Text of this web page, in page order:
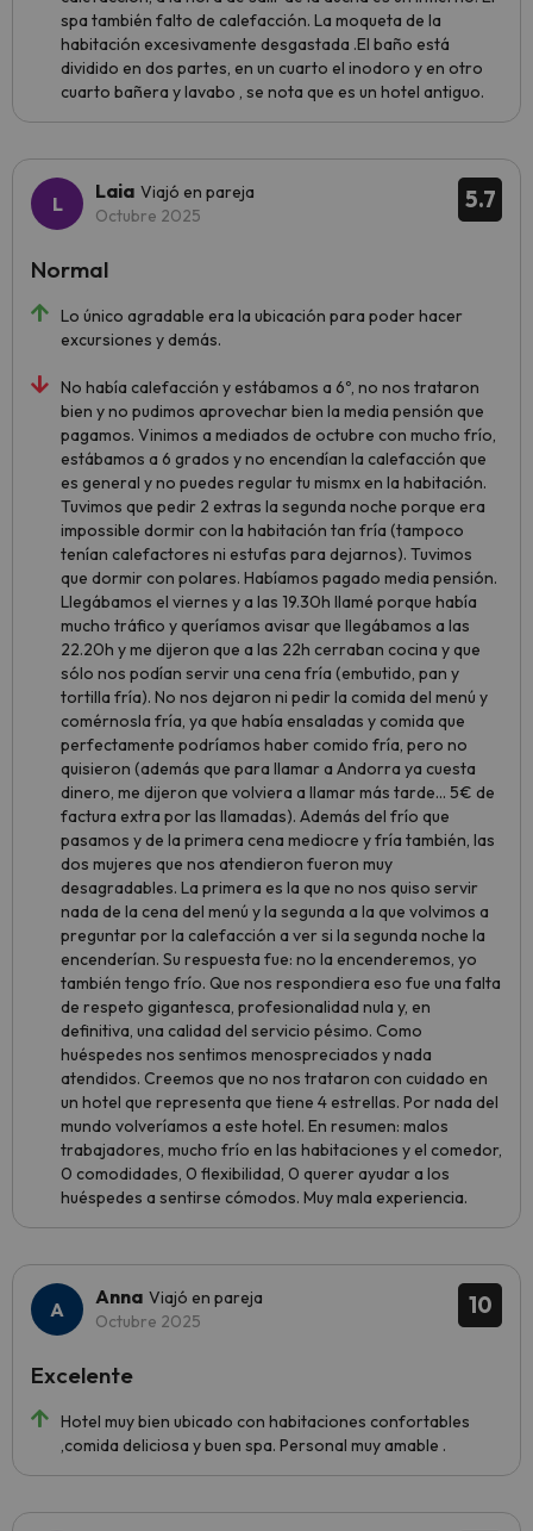
spa también falto de calefacción. La moqueta de la
habitación excesivamente desgastada .El baño está
dividido en dos partes, en un cuarto el inodoro y en otro
cuarto bañera y lavabo , se nota que es un hotel antiguo.
5.7
Laia Viajó en pareja
Octubre 2025
Lo único agradable era la ubicación para poder hacer
excursiones y demás.
No había calefacción y estábamos a 6º, no nos trataron
bien y no pudimos aprovechar bien la media pensión que
pagamos. Vinimos a mediados de octubre con mucho frío,
estábamos a 6 grados y no encendían la calefacción que
es general y no puedes regular tu mismx en la habitación.
Tuvimos que pedir 2 extras la segunda noche porque era
impossible dormir con la habitación tan fría (tampoco
tenían calefactores ni estufas para dejarnos). Tuvimos
que dormir con polares. Habíamos pagado media pensión.
Llegábamos el viernes y a las 19.30h llamé porque había
mucho tráfico y queríamos avisar que llegábamos a las
22.20h y me dijeron que a las 22h cerraban cocina y que
sólo nos podían servir una cena fría (embutido, pan y
tortilla fría). No nos dejaron ni pedir la comida del menú y
comérnosla fría, ya que había ensaladas y comida que
perfectamente podríamos haber comido fría, pero no
quisieron (además que para llamar a Andorra ya cuesta
dinero, me dijeron que volviera a llamar más tarde... 5€ de
factura extra por las llamadas). Además del frío que
pasamos y de la primera cena mediocre y fría también, las
dos mujeres que nos atendieron fueron muy
desagradables. La primera es la que no nos quiso servir
nada de la cena del menú y la segunda a la que volvimos a
preguntar por la calefacción a ver si la segunda noche la
encenderían. Su respuesta fue: no la encenderemos, yo
también tengo frío. Que nos respondiera eso fue una falta
de respeto gigantesca, profesionalidad nula y, en
definitiva, una calidad del servicio pésimo. Como
huéspedes nos sentimos menospreciados y nada
atendidos. Creemos que no nos trataron con cuidado en
un hotel que representa que tiene 4 estrellas. Por nada del
mundo volveríamos a este hotel. En resumen: malos
trabajadores, mucho frío en las habitaciones y el comedor,
0 comodidades, 0 flexibilidad, 0 querer ayudar a los
huéspedes a sentirse cómodos. Muy mala experiencia.
Normal
10
Anna Viajó en pareja
Octubre 2025
Hotel muy bien ubicado con habitaciones confortables
,comida deliciosa y buen spa. Personal muy amable .
Excelente